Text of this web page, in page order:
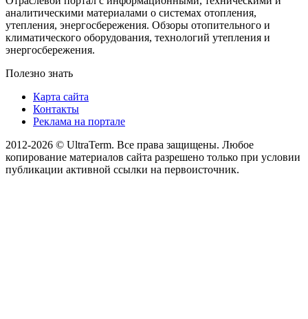
аналитическими материалами о системах отопления,
утепления, энергосбережения. Обзоры отопительного и
климатического оборудования, технологий утепления и
энергосбережения.
Полезно знать
Карта сайта
Контакты
Реклама на портале
2012-2026 © UltraTerm. Все права защищены. Любое
копирование материалов сайта разрешено только при условии
публикации активной ссылки на первоисточник.